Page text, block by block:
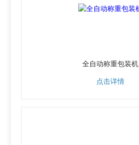
全自动称重包装机
点击详情